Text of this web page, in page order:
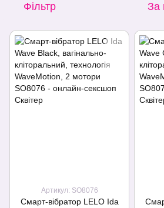
Фільтр За
Артикул: SO8076
Смарт-вібратор LELO Ida